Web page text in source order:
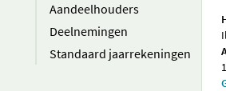
Aandeelhouders
Deelnemingen
Standaard jaarrekeningen